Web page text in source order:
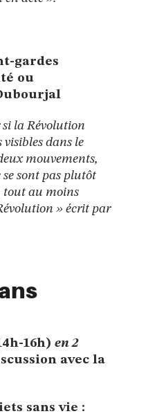
gardes
ou
la Révolution
visibles dans le
mouvements,
sont pas plutôt
tout au moins
» écrit par
16h) en 2
avec la
sans vie :